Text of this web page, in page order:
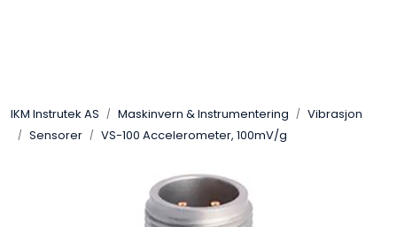
IKM Instrutek AS Maskinvern & Instrumentering
Vibrasjon
Sensorer
VS-100 Accelerometer, 100mV/g
Elektro